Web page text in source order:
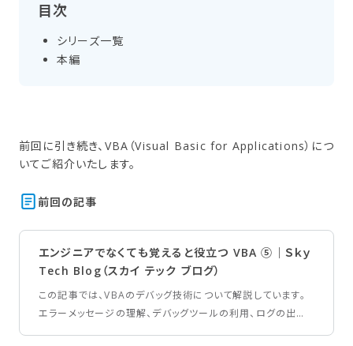
目次
シリーズ一覧
本編
前回に引き続き、VBA（Visual Basic for Applications）につ
いてご紹介いたします。
前回の​記事
エンジニアでなくても覚えると役立つ VBA ⑤｜Ｓｋｙ
Tech Blog（スカイ テック ブログ）
この記事では、VBAのデバッグ技術について解説しています。
エラーメッセージの理解、デバッグツールの利用、ログの出力